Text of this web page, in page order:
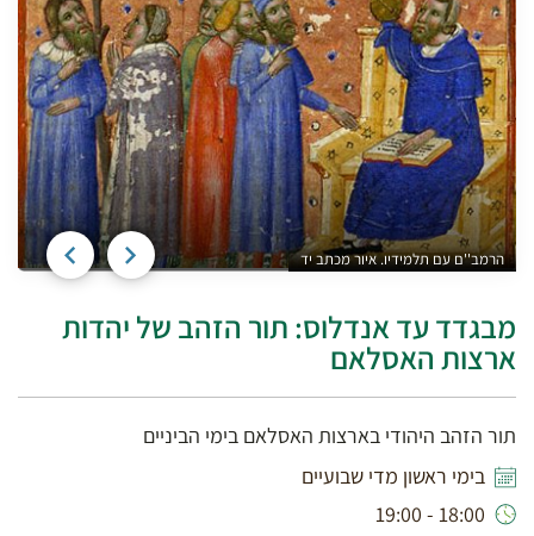
הרמב''ם עם תלמידיו. איור מכתב יד
מבגדד עד אנדלוס: תור הזהב של יהדות
ארצות האסלאם
תור הזהב היהודי בארצות האסלאם בימי הביניים
בימי ראשון מדי שבועיים
18:00 - 19:00